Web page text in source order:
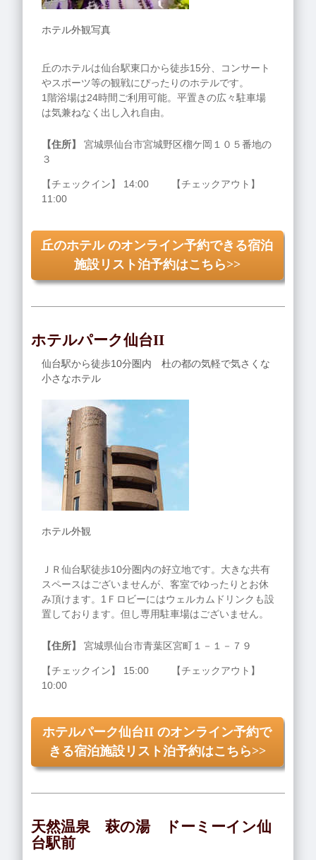
ホテル外観写真
丘のホテルは仙台駅東口から徒歩15分、コンサート
やスポーツ等の観戦にぴったりのホテルです。
1階浴場は24時間ご利用可能。平置きの広々駐車場
は気兼ねなく出し入れ自由。
【住所】
宮城県仙台市宮城野区榴ケ岡１０５番地の
３
【チェックイン】 14:00 【チェックアウト】
11:00
丘のホテル のオンライン予約できる宿泊
施設リスト泊予約はこちら>>
ホテルパーク仙台II
仙台駅から徒歩10分圏内 杜の都の気軽で気さくな
小さなホテル
ホテル外観
ＪＲ仙台駅徒歩10分圏内の好立地です。大きな共有
スペースはございませんが、客室でゆったりとお休
み頂けます。1Ｆロビーにはウェルカムドリンクも設
置しております。但し専用駐車場はございません。
【住所】 宮城県仙台市青葉区宮町１－１－７９
【チェックイン】 15:00 【チェックアウト】
10:00
ホテルパーク仙台II のオンライン予約で
きる宿泊施設リスト泊予約はこちら>>
天然温泉 萩の湯 ドーミーイン仙
台駅前